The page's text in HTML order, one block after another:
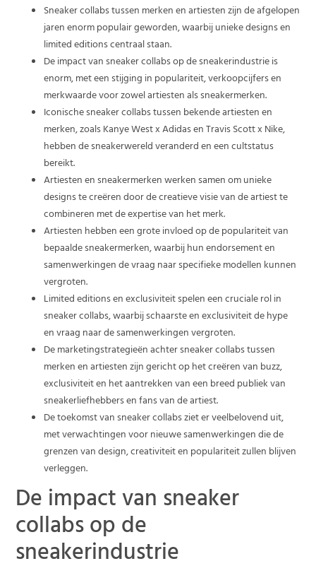
Sneaker collabs tussen merken en artiesten zijn de afgelopen
jaren enorm populair geworden, waarbij unieke designs en
limited editions centraal staan.
De impact van sneaker collabs op de sneakerindustrie is
enorm, met een stijging in populariteit, verkoopcijfers en
merkwaarde voor zowel artiesten als sneakermerken.
Iconische sneaker collabs tussen bekende artiesten en
merken, zoals Kanye West x Adidas en Travis Scott x Nike,
hebben de sneakerwereld veranderd en een cultstatus
bereikt.
Artiesten en sneakermerken werken samen om unieke
designs te creëren door de creatieve visie van de artiest te
combineren met de expertise van het merk.
Artiesten hebben een grote invloed op de populariteit van
bepaalde sneakermerken, waarbij hun endorsement en
samenwerkingen de vraag naar specifieke modellen kunnen
vergroten.
Limited editions en exclusiviteit spelen een cruciale rol in
sneaker collabs, waarbij schaarste en exclusiviteit de hype
en vraag naar de samenwerkingen vergroten.
De marketingstrategieën achter sneaker collabs tussen
merken en artiesten zijn gericht op het creëren van buzz,
exclusiviteit en het aantrekken van een breed publiek van
sneakerliefhebbers en fans van de artiest.
De toekomst van sneaker collabs ziet er veelbelovend uit,
met verwachtingen voor nieuwe samenwerkingen die de
grenzen van design, creativiteit en populariteit zullen blijven
verleggen.
De impact van sneaker
collabs op de
sneakerindustrie